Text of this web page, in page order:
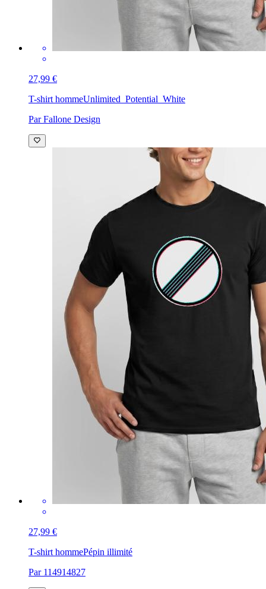
27,99 €
T-shirt hommeUnlimited_Potential_White
Par Fallone Design
27,99 €
T-shirt hommePépin illimité
Par 114914827